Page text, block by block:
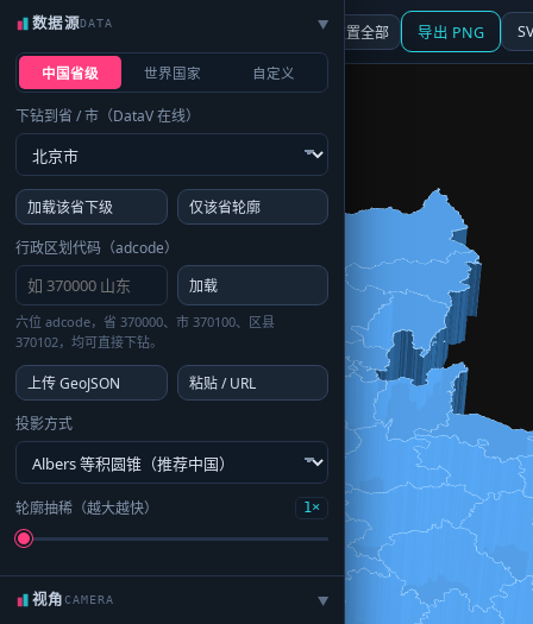
☰ 面板 地图 重置全部 导出 PNG
数据源DATA ▶
中国省级 世界国家 自定义
下钻到省 / 市（DataV 在线）
加载该省下级
仅该省轮廓
行政区划代码（adcode）
加载
六位 adcode，省 370000、市 370100、区县
370102，均可直接下钻。
上传 GeoJSON
粘贴 / URL
投影方式
轮廓抽稀（越大越快） 1×
视角CAMERA ▶